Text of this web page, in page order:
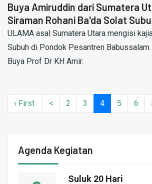
Buya Amiruddin dari Sumatera
Siraman Rohani Ba'da Solat
ULAMA asal Sumatera Utara mengisi
Subuh di Pondok Pesantren
Buya Prof Dr KH Amir.
‹ First < 2 3 4 (current)
5 6
Agenda Kegiatan
Suluk 20 Hari